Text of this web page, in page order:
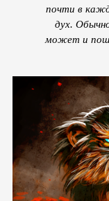
почти в
дух.
может и